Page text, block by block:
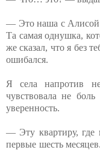
— Это наша с Алисой
Та самая однушка,
же сказал, что я без
ошибался.
Я села напротив
чувствовала не
уверенность.
— Эту квартиру, где
первые шесть